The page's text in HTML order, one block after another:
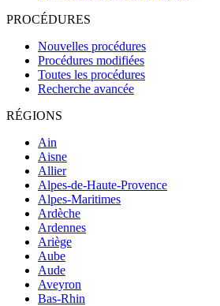
PROCÉDURES
Nouvelles procédures
Procédures modifiées
Toutes les procédures
Recherche avancée
RÉGIONS
Ain
Aisne
Allier
Alpes-de-Haute-Provence
Alpes-Maritimes
Ardèche
Ardennes
Ariège
Aube
Aude
Aveyron
Bas-Rhin